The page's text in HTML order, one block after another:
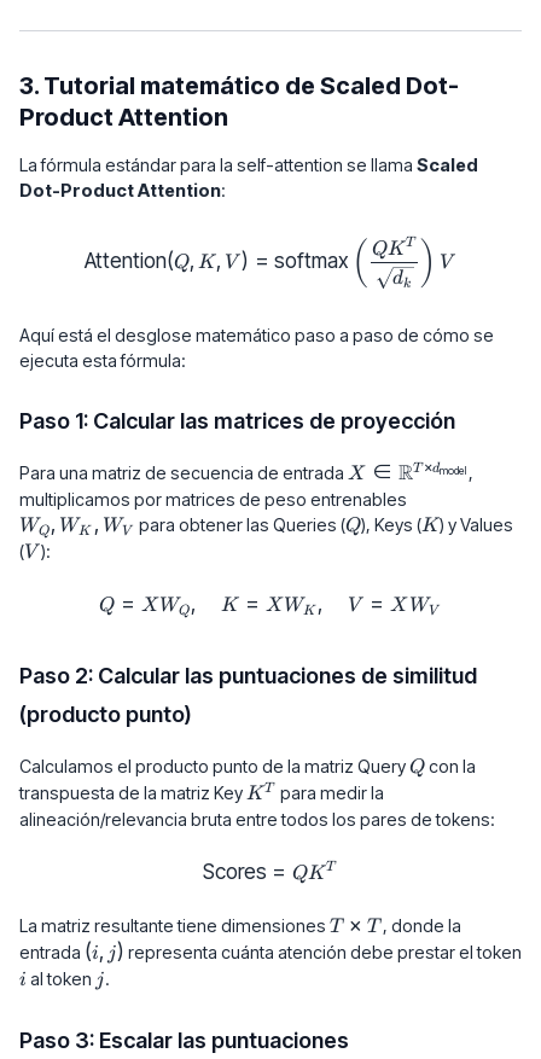
3. Tutorial matemático de Scaled Dot-
Product Attention
La fórmula estándar para la self-attention se llama Scaled
Dot-Product Attention:
\text{Attention}(Q, K, V) =
Attention(Q, K, V ) = softmax ( dk
QKT ) V
Aquí está el desglose matemático paso a paso de cómo se
ejecuta esta fórmula:
Paso 1: Calcular las matrices de proyección
Para una matriz de secuencia de entrada X \in
\mathbb{R}^{T
\times
d_{\text{model}}}
X ∈ RT×dmodel ,
multiplicamos por matrices de peso entrenables
W_K,
WQ, WK , WV para obtener las Queries (Q
Q), Keys (K
K) y Values
(V
V ):
Q = X W_Q, \quad K = X
Q = X WQ, K = X WK , V = X WV
Paso 2: Calcular las puntuaciones de similitud
(producto punto)
Calculamos el producto punto de la matriz QueryQ
Qcon la
transpuesta de la matriz KeyK^T
KT para medir la
alineación/relevancia bruta entre todos los pares de tokens:
\text{Scores} = QK^T
Scores = QK T
La matriz resultante tiene dimensiones T
\times
T × T , donde la
entrada (i,
j)
(i, j) representa cuánta atención debe prestar el token
ii al token jj.
Paso 3: Escalar las puntuaciones